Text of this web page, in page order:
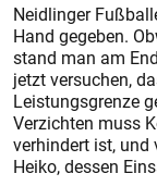
Neidlinger
Hand gegeben.
stand man am
jetzt versuchen,
Leistungsgrenze
Verzichten muss
verhindert ist,
Heiko, dessen